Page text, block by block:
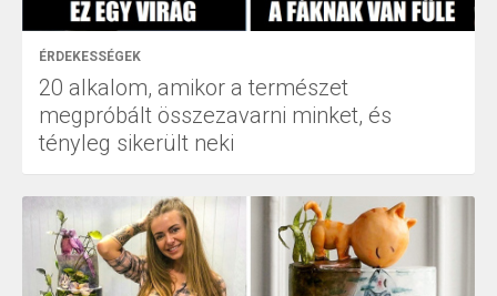
ÉRDEKESSÉGEK
20 alkalom, amikor a természet
megpróbált összezavarni minket, és
tényleg sikerült neki